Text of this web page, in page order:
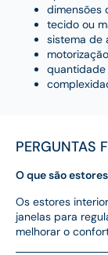
dimensões
tecido ou
sistema de
quantidade
PERGUNTAS
O que são
Os estores
janelas para
melhorar o